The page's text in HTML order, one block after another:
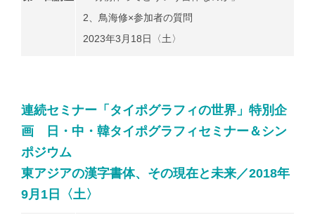
2、鳥海修×参加者の質問
2023年3月18日〈土〉
連続セミナー「タイポグラフィの世界」特別企
画 日・中・韓タイポグラフィセミナー＆シン
ポジウム
東アジアの漢字書体、その現在と未来／2018年
9月1日〈土〉